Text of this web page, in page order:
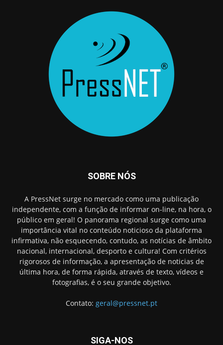
SOBRE NÓS
A PressNet surge no mercado como uma publicação
independente, com a função de informar on-line, na hora, o
público em geral! O panorama regional surge como uma
importância vital no conteúdo noticioso da plataforma
infirmativa, não esquecendo, contudo, as notícias de âmbito
nacional, internacional, desporto e cultura! Com critérios
rigorosos de informação, a apresentação de noticias de
última hora, de forma rápida, através de texto, vídeos e
fotografias, é o seu grande objetivo.
Contato: geral@pressnet.pt
SIGA-NOS